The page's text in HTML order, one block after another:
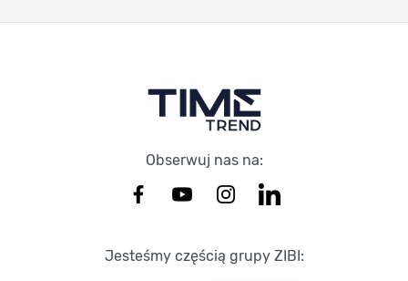
Obserwuj nas na:
Jesteśmy częścią grupy ZIBI: